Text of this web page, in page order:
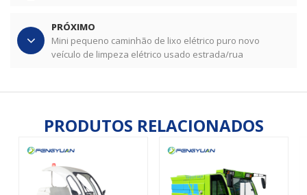
PRÓXIMO
Mini pequeno caminhão de lixo elétrico puro novo
veículo de limpeza elétrico usado estrada/rua
PRODUTOS RELACIONADOS